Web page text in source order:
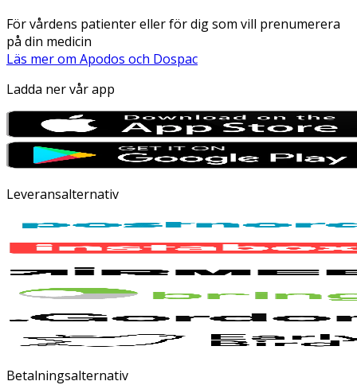
För vårdens patienter eller för dig som vill prenumerera
på din medicin
Läs mer om Apodos och Dospac
Ladda ner vår app
Leveransalternativ
Betalningsalternativ